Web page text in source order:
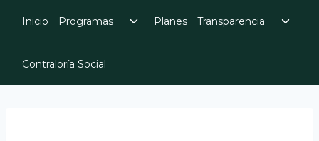
Inicio Programas
Toggle
childPlanes Transparencia
Contraloría Social